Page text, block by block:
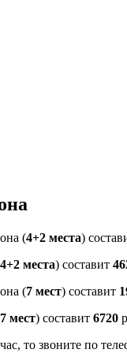
(4+2 места)
4+2 места) составит
(7 мест) составит
7 мест) составит 6720
то звоните по